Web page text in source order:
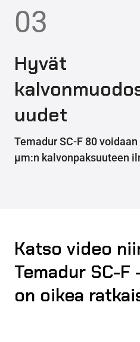
03
Hyvät
uudet
Temadur SC-F 80
µm:n kalvonpaksuuteen
Katso video
Temadur SC-
on oikea